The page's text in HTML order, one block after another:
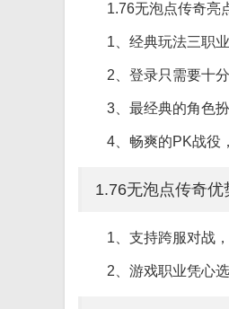
1.76无泡点传奇亮
1、经典玩法三职
2、登录只需要十
3、最经典的角色
4、畅爽的PK战役
1.76无泡点传奇优
1、支持跨服对战
2、游戏职业凭心